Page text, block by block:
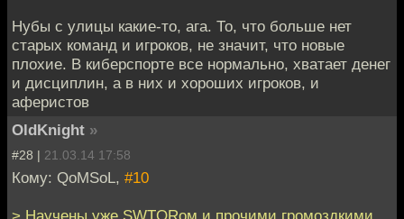
Нубы с улицы какие-то, ага. То, что больше нет
старых команд и игроков, не значит, что новые
плохие. В киберспорте все нормально, хватает денег
и дисциплин, а в них и хороших игроков, и
аферистов
OldKnight »
#28 | 21.03.14 17:58
Кому: QoMSoL, #10
> Научены уже SWTORом и прочими громоздкими